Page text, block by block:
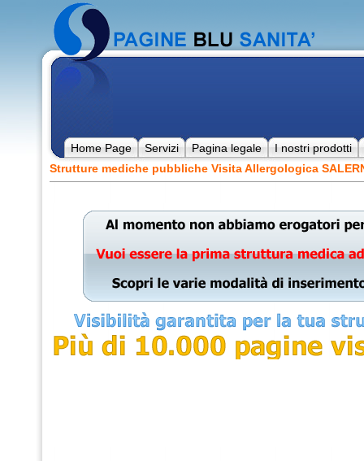
Home Page Servizi Pagina legale
I nostri prodotti
Strutture mediche pubbliche Visita Allergologica